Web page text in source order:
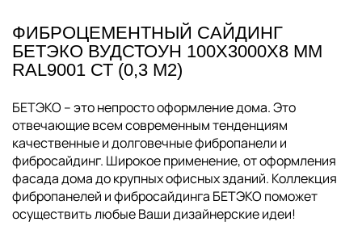
ФИБРОЦЕМЕНТНЫЙ САЙДИНГ
БЕТЭКО ВУДСТОУН 100Х3000Х8 ММ
RAL9001 СТ (0,3 М2)
БЕТЭКО – это непросто оформление дома. Это
отвечающие всем современным тенденциям
качественные и долговечные фибропанели и
фибросайдинг. Широкое применение, от оформления
фасада дома до крупных офисных зданий. Коллекция
фибропанелей и фибросайдинга БЕТЭКО поможет
осуществить любые Ваши дизайнерские идеи!